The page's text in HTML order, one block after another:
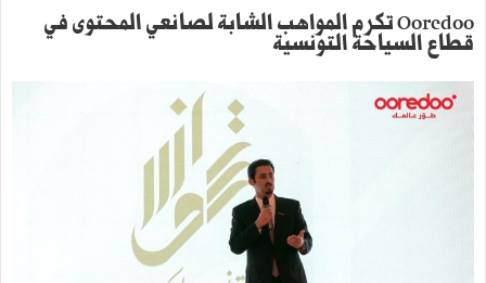
Ooredoo تكرم المواهب الشابة لصانعي المحتوى في
قطاع السياحة التونسية